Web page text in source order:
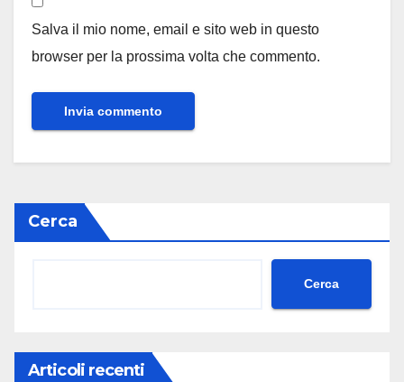
Salva il mio nome, email e sito web in questo
browser per la prossima volta che commento.
Cerca
Cerca
Articoli recenti